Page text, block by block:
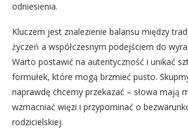
odniesienia.
Kluczem jest znalezienie balansu między
życzeń a współczesnym podejściem do
Warto postawić na autentyczność i unikać
formułek, które mogą brzmieć pusto.
naprawdę chcemy przekazać – słowa mają
wzmacniać więzi i przypominać o
rodzicielskiej.